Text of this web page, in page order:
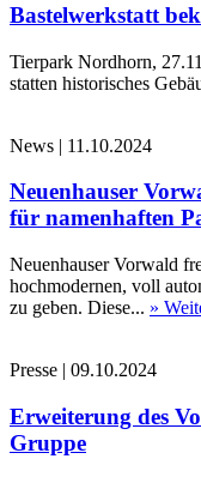
Bastelwerkstatt
Tierpark Nordhorn,
statten historisches
News | 11.10.2024
Neuenhauser
für namenhaften
Neuenhauser Vorwald
hochmodernen, voll
zu geben. Diese... »
Presse | 09.10.2024
Erweiterung des
Gruppe